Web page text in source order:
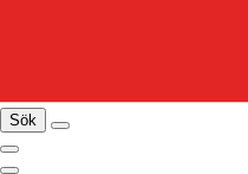
Sök